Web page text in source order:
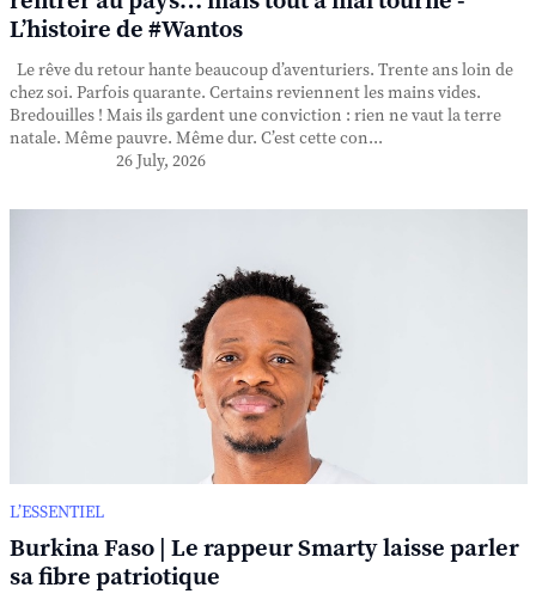
L’histoire de #Wantos
Le rêve du retour hante beaucoup d’aventuriers. Trente ans loin de
chez soi. Parfois quarante. Certains reviennent les mains vides.
Bredouilles ! Mais ils gardent une conviction : rien ne vaut la terre
natale. Même pauvre. Même dur. C’est cette con...
26 July, 2026
L’ESSENTIEL
Burkina Faso | Le rappeur Smarty laisse parler
sa fibre patriotique